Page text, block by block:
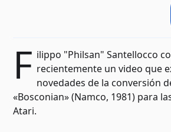
F ilippo "Philsan" Santellocco
recientemente un video que
novedades de la conversión
«Bosconian» (Namco, 1981) para
Atari.